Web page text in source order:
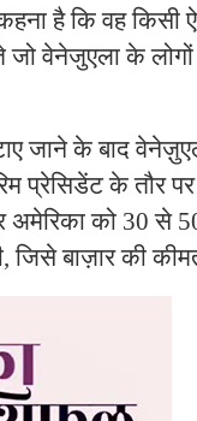
है कि वह किसी
जो वेनेजुएला के
जाने के बाद
प्रेसिडेंट के तौर
अमेरिका को 30 से
जिसे बाज़ार की